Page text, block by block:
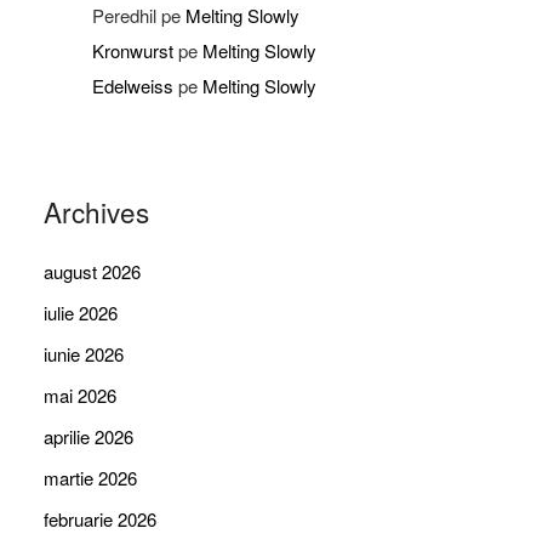
Peredhilpe Melting Slowly
Kronwurstpe Melting Slowly
Edelweiss pe Melting Slowly
Archives
august 2026
iulie 2026
iunie 2026
mai 2026
aprilie 2026
martie 2026
februarie 2026